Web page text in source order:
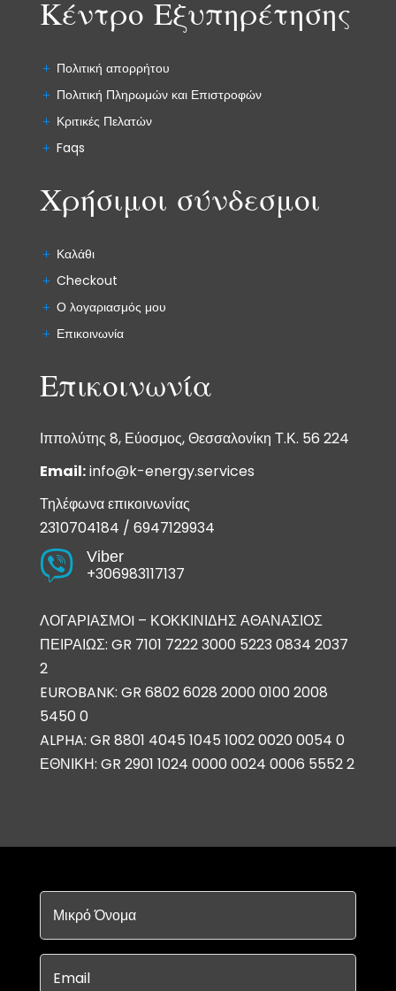
Κέντρο Εξυπηρέτησης
Πολιτική απορρήτου
Πολιτική Πληρωμών και Επιστροφών
Κριτικές Πελατών
Faqs
Χρήσιμοι σύνδεσμοι
Καλάθι
Checkout
Ο λογαριασμός μου
Επικοινωνία
Επικοινωνία
Ιππολύτης 8, Εύοσμος, Θεσσαλονίκη Τ.Κ. 56 224
Email:info@k-energy.services
Τηλέφωνα επικοινωνίας
2310704184 / 6947129934
 Viber
+306983117137
ΛΟΓΑΡΙΑΣΜΟI – ΚΟΚΚΙΝΙΔΗΣ ΑΘΑΝΑΣΙΟΣ
ΠΕΙΡΑΙΩΣ: GR 7101 7222 3000 5223 0834 2037
2
EUROBANK: GR 6802 6028 2000 0100 2008
5450 0
ALPHA: GR 8801 4045 1045 1002 0020 0054 0
ΕΘΝΙΚΗ: GR 2901 1024 0000 0024 0006 5552 2